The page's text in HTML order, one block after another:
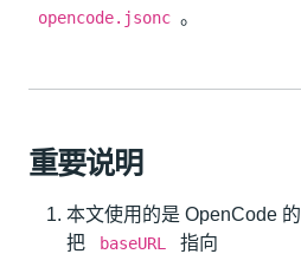
opencode.jsonc 。
重要说明
本文使用的是 OpenCode 的
把
baseURL 指向